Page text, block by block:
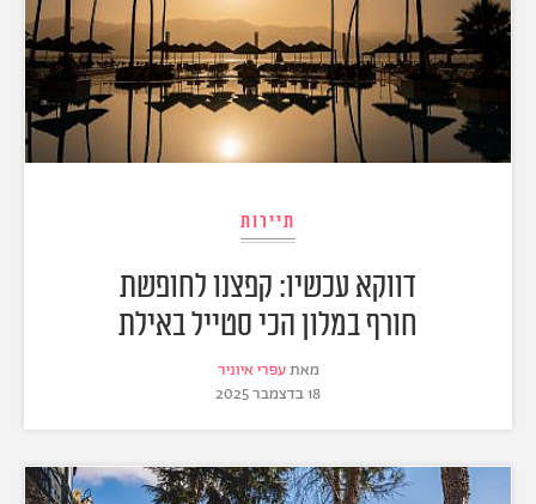
תיירות
דווקא עכשיו: קפצנו לחופשת
חורף במלון הכי סטייל באילת
מאתעפרי איוניר
18 בדצמבר 2025